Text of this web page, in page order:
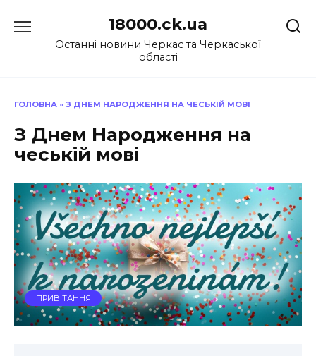
до
18000.ck.ua
Останні новини Черкас та Черкаської
області
ГОЛОВНА » З ДНЕМ НАРОДЖЕННЯ НА ЧЕСЬКІЙ МОВІ
З Днем Народження на
чеській мові
ПРИВІТАННЯ